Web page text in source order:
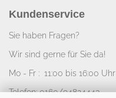
Kundenservice
Sie haben Fragen?
Wir sind gerne für Sie da!
Mo - Fr : 11:00 bis 16:00 Uhr
Telefon: 0160/94824443